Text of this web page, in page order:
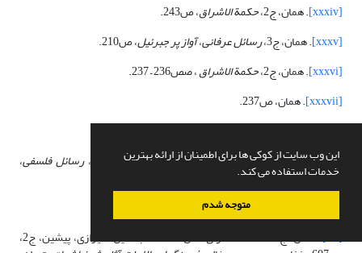
این وب سایت از کوکی ها برای اطمینان از ارائه بهترین
خدمات استفاده می کند.
متوجه شدم
[xxxiv]
. همان، ج2، حکمة الاشراق، ص243.
[xxxv]
. همان، ج3، رسائل عرفانی،آواز پر جبرئیل، ص210.
[xxxvi]
. همان، ج2، حکمة الاشراق، صص236 – 237.
[xxxvii]
. همان، ص237.
[xxxix]
. رک: همان، ج1، التلویحات، صص103 – 104 ؛ ج3، رسائل فلسفی،
پرتونامه، ص80.
التلویحات، ص103.
[xli]
. همان، ج2، حکمة الاشراق ، ص252 ؛ قطب‌الدین شیرازی، پیشین، ج2،